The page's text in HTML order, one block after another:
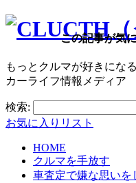
もっとクルマが好きになる
カーライフ情報メディア
検索:
お気に入りリスト
HOME
クルマを手放す
車査定で嫌な思いを
この記事が気